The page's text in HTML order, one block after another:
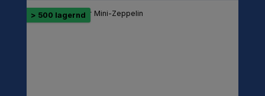
> 500 lagernd